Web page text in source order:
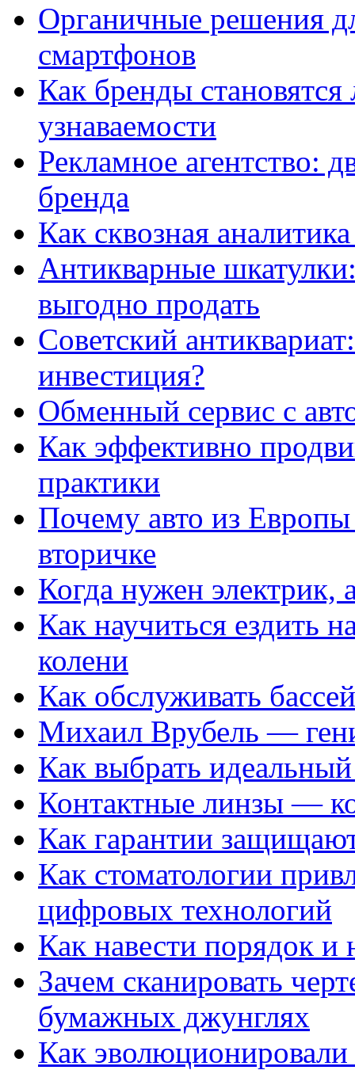
Органичные решения
смартфонов
Как бренды
узнаваемости
Рекламное агентство:
бренда
Как сквозная
Антикварные
выгодно продать
Советский
инвестиция?
Обменный сервис с
Как эффективно
практики
Почему авто из
вторичке
Когда нужен электрик,
Как научиться ездить
колени
Как обслуживать
Михаил Врубель —
Как выбрать
Контактные линзы —
Как гарантии
Как стоматологии
цифровых технологий
Как навести порядок и
Зачем сканировать
бумажных джунглях
Как